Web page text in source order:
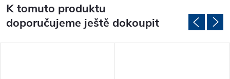
K tomuto produktu
doporučujeme ještě dokoupit